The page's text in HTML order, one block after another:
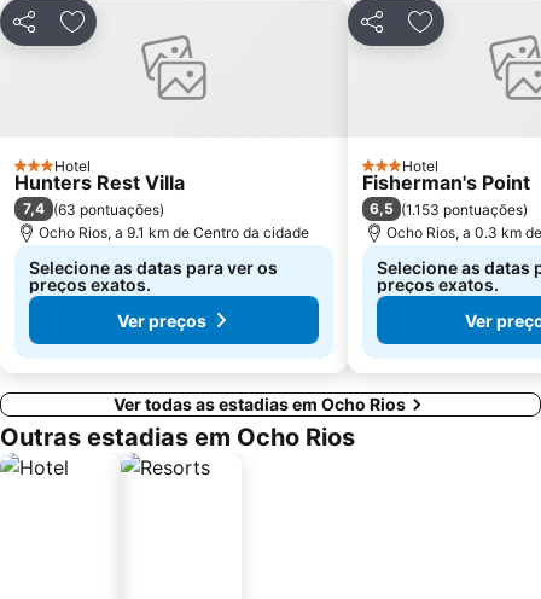
PartilharAdicionar aos favoritos
3 Estrelas
Hotel
Hunters Rest Villa
7,4 (63 pontuações)
Ocho Rios, a 9.1 km de Centro da cidade
Selecione as datas para ver os
preços exatos.
Ver preços
PartilharAdicionar
3 Estrelas
Hotel
Fisherman's Point
6,5 (1.153 pontuações)
Ocho Rios, a 0.3 km
Selecione as datas
preços exatos.
Ver
Ver todas as estadias em Ocho Rios
Outras estadias em Ocho Rios